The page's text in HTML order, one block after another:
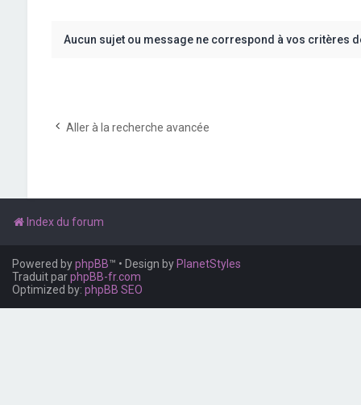
Aucun sujet ou message ne correspond à vos critères
Aller à la recherche avancée
Index du forum
Powered byphpBB™ • Design by PlanetStyles
Traduit parphpBB-fr.com
Optimized by: phpBB SEO